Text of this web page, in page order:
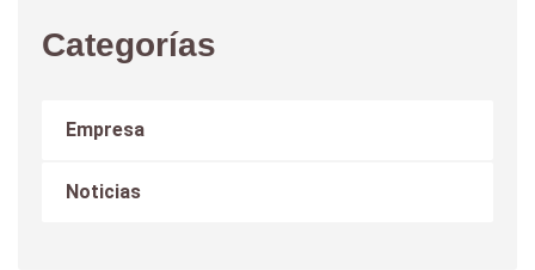
Categorías
Empresa
Noticias